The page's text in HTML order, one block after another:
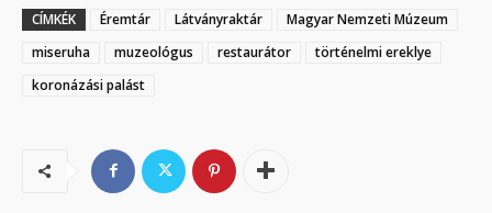
CÍMKÉK Éremtár Látványraktár
Magyar Nemzeti Múzeum
miseruha
muzeológus restaurátor
történelmi ereklye
koronázási palást